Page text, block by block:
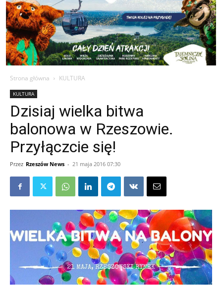
Strona główna KULTURA
KULTURA
Dzisiaj wielka bitwa
balonowa w Rzeszowie.
Przyłączcie się!
Przez Rzeszów News - 21 maja 2016 07:30